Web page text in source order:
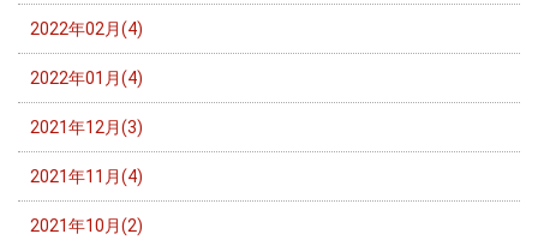
2022年02月(4)
2022年01月(4)
2021年12月(3)
2021年11月(4)
2021年10月(2)